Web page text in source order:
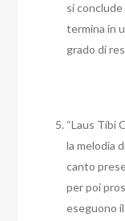
si
termina in
grado di
“Laus Tibi
la melodia
canto
per poi
eseguono